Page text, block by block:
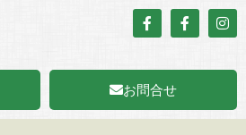
お問合せ